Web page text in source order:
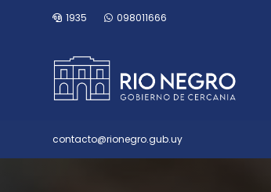
1935 098011666
contacto@rionegro.gub.uy